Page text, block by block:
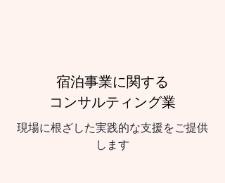
宿泊事業に関する
コンサルティング業
現場に根ざした実践的な支援をご提供
します